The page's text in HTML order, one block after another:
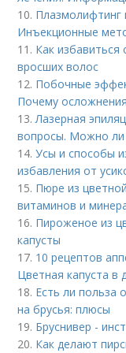
10. Плазмолифтинг
Инъекционные
11. Как
вросших волос
12. Побочные
Почему
13.Лазерная
вопросы. Можно ли
14.Усы и способы
избавления от
15. Пюре из
витаминов и
16. Пироженое из
капусты
17. 10 рецептов
Цветная капуста в
18. Есть ли польза
на брусья: плюсы
19. Бруснивер -
20. Как делают